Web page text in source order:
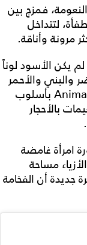
فمزج بين
لتتداخل
مرونة وأناقة.
يكن الأسود لوناً
والبني والأحمر
الأمارانثي والأزرق. كما حضرت نقوش Animalier بأسلوب
بالأحجار
امرأة غامضة
مساحة
جديدة أن الفخامة